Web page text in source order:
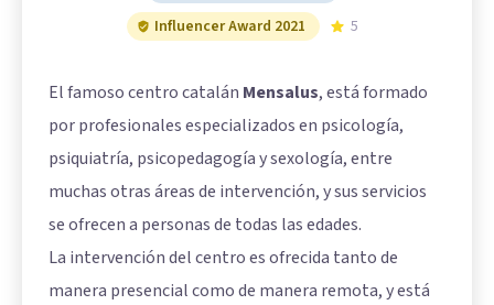
Influencer Award 2021
5
El famoso centro catalán Mensalus, está formado
por profesionales especializados en psicología,
psiquiatría, psicopedagogía y sexología, entre
muchas otras áreas de intervención, y sus servicios
se ofrecen a personas de todas las edades.
La intervención del centro es ofrecida tanto de
manera presencial como de manera remota, y está